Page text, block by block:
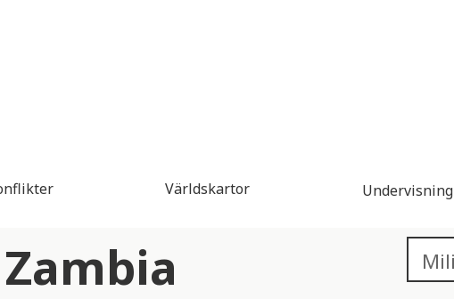
Världskartor Undervisning